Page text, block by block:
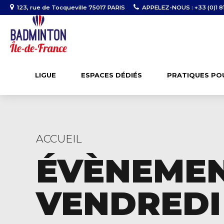
123, rue de Tocqueville 75017 PARIS APPELEZ-NOUS : +33 (0)1
LIGUE ESPACES DÉDIÉS PRATIQUES
ACCUEIL